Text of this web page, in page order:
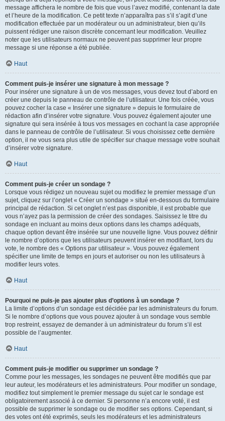
message affichera le nombre de fois que vous l’avez modifié, contenant la date
et l’heure de la modification. Ce petit texte n’apparaîtra pas s’il s’agit d’une
modification effectuée par un modérateur ou un administrateur, bien qu’ils
puissent rédiger une raison discrète concernant leur modification. Veuillez
noter que les utilisateurs normaux ne peuvent pas supprimer leur propre
message si une réponse a été publiée.
Haut
Comment puis-je insérer une signature à mon message ?
Pour insérer une signature à un de vos messages, vous devez tout d’abord en
créer une depuis le panneau de contrôle de l’utilisateur. Une fois créée, vous
pouvez cocher la case « Insérer une signature » depuis le formulaire de
rédaction afin d’insérer votre signature. Vous pouvez également ajouter une
signature qui sera insérée à tous vos messages en cochant la case appropriée
dans le panneau de contrôle de l’utilisateur. Si vous choisissez cette dernière
option, il ne vous sera plus utile de spécifier sur chaque message votre souhait
d’insérer votre signature.
Haut
Comment puis-je créer un sondage ?
Lorsque vous rédigez un nouveau sujet ou modifiez le premier message d’un
sujet, cliquez sur l’onglet « Créer un sondage » situé en-dessous du formulaire
principal de rédaction. Si cet onglet n’est pas disponible, il est probable que
vous n’ayez pas la permission de créer des sondages. Saisissez le titre du
sondage en incluant au moins deux options dans les champs adéquats,
chaque option devant être insérée sur une nouvelle ligne. Vous pouvez définir
le nombre d’options que les utilisateurs peuvent insérer en modifiant, lors du
vote, le nombre des « Options par utilisateur ». Vous pouvez également
spécifier une limite de temps en jours et autoriser ou non les utilisateurs à
modifier leurs votes.
Haut
Pourquoi ne puis-je pas ajouter plus d’options à un sondage ?
La limite d’options d’un sondage est décidée par les administrateurs du forum.
Si le nombre d’options que vous pouvez ajouter à un sondage vous semble
trop restreint, essayez de demander à un administrateur du forum s’il est
possible de l’augmenter.
Haut
Comment puis-je modifier ou supprimer un sondage ?
Comme pour les messages, les sondages ne peuvent être modifiés que par
leur auteur, les modérateurs et les administrateurs. Pour modifier un sondage,
modifiez tout simplement le premier message du sujet car le sondage est
obligatoirement associé à ce dernier. Si personne n’a encore voté, il est
possible de supprimer le sondage ou de modifier ses options. Cependant, si
des votes ont été exprimés, seuls les modérateurs et les administrateurs